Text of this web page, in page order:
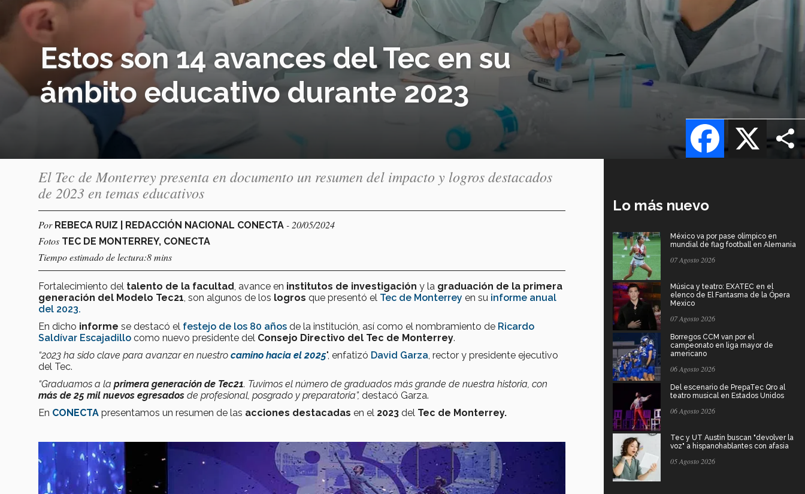
Estos son 14 avances del Tec en su
ámbito educativo durante 2023
X
Facebook
El Tec de Monterrey presenta en documento un resumen del impacto y logros destacados
de 2023 en temas educativos
Por REBECA RUIZ | REDACCIÓN NACIONAL CONECTA - 20/05/2024
Fotos TEC DE MONTERREY, CONECTA
Tiempo estimado de lectura:8 mins
Fortalecimiento del talento de la facultad , avance en institutos de investigación y la graduación de la primera
generación del Modelo Tec21 , son algunos de los logros que presentó el Tec de Monterrey en su informe anual
del 2023.
En dicho informe se destacó el festejo de los 80 años de la institución, así como el nombramiento de Ricardo
Saldívar Escajadillo como nuevo presidente del Consejo Directivo del Tec de Monterrey.
“2023 ha sido clave para avanzar en nuestro camino hacia el 2025", enfatizó David Garza , rector y presidente ejecutivo
del Tec.
“Graduamos a la primera generación de Tec21. Tuvimos el número de graduados más grande de nuestra historia, con
más de 25 mil nuevos egresados de profesional, posgrado y preparatoria”, destacó Garza.
En CONECTA presentamos un resumen de las acciones destacadas en el 2023 del Tec de Monterrey.
Lo más nuevo
México va por pase olímpico en
mundial de flag football en Alemania
07 Agosto 2026
Música y teatro: EXATEC en el
elenco de El Fantasma de la Ópera
Mexico
07 Agosto 2026
Borregos CCM van por el
campeonato en liga mayor de
americano
06 Agosto 2026
Del escenario de PrepaTec Qro al
teatro musical en Estados Unidos
06 Agosto 2026
Tec y UT Austin buscan "devolver la
voz" a hispanohablantes con afasia
05 Agosto 2026